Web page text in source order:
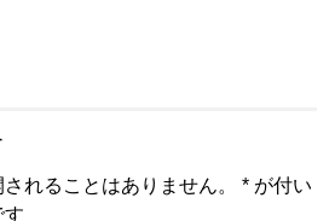
れることはありません。 * が付い
す